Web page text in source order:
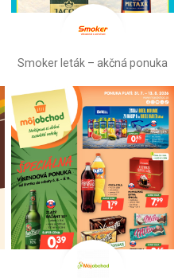
Smoker leták – akčná ponuka